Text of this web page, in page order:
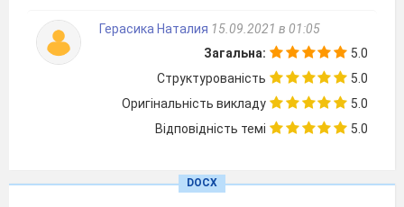
Б
Росія прагнула приєднати в ході Першої
світової війни Східну Галичину, Північну
Буковину, Закарпаття та оволодіти
чорноморськими протоками Боспор та
Тимчасовий уряд заявив про вихід Росії із
Герасика Наталия 15.09.2021 в 01:05
Загальна:
5.0
Структурованість
5.0
Оригінальність викладу
5.0
Відповідність темі
5.0
DOCX